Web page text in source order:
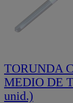
TORUNDA
MEDIO DE
unid.)